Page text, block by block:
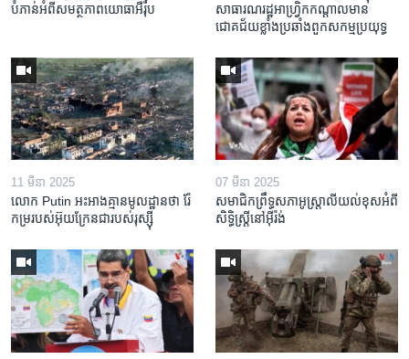
បំភាន់​អំពី​សមត្ថភាព​យោធា​អឺរ៉ុប
សាធារណរដ្ឋ​អាហ្រ្វិក​កណ្តាល​មាន​
ជោគជ័យ​ខ្លាំង​​ប្រឆាំង​ពួក​សកម្ម​ប្រយុទ្ធ
11 មីនា 2025
លោក Putin អះអាង​គ្មាន​មូលដ្ឋាន​ថា រ៉ែ​
កម្រ​របស់​អ៊ុយក្រែន​ជា​របស់​រុស្ស៊ី
07 មីនា 2025
សមាជិកព្រឹទ្ធសភាអូស្ត្រាលីយល់ខុសអំពី
សិទ្ធិស្ត្រីនៅអ៊ីរ៉ង់